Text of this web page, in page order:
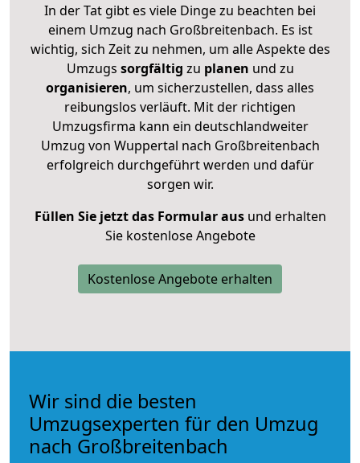
In der Tat gibt es viele Dinge zu beachten bei
einem Umzug nach Großbreitenbach. Es ist
wichtig, sich Zeit zu nehmen, um alle Aspekte des
Umzugs sorgfältig zu planen und zu
organisieren, um sicherzustellen, dass alles
reibungslos verläuft. Mit der richtigen
Umzugsfirma kann ein deutschlandweiter
Umzug von Wuppertal nach Großbreitenbach
erfolgreich durchgeführt werden und dafür
sorgen wir.
Füllen Sie jetzt das Formular ausund erhalten
Sie kostenlose Angebote
Kostenlose Angebote erhalten
Wir sind die besten
Umzugsexperten für den Umzug
nach Großbreitenbach